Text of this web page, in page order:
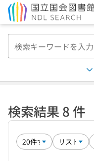
検索結果 8 件